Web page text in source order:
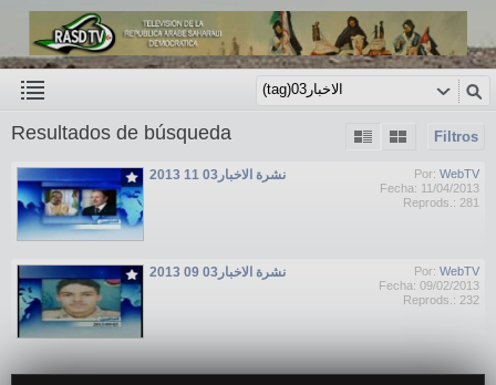
Filtros
Resultados de búsqueda
Por: WebTV
Fecha: 11/04/2013
Reprods.: 281
نشرة الاخبار03 11 2013
Por: WebTV
Fecha: 09/02/2013
Reprods.: 232
نشرة الاخبار03 09 2013